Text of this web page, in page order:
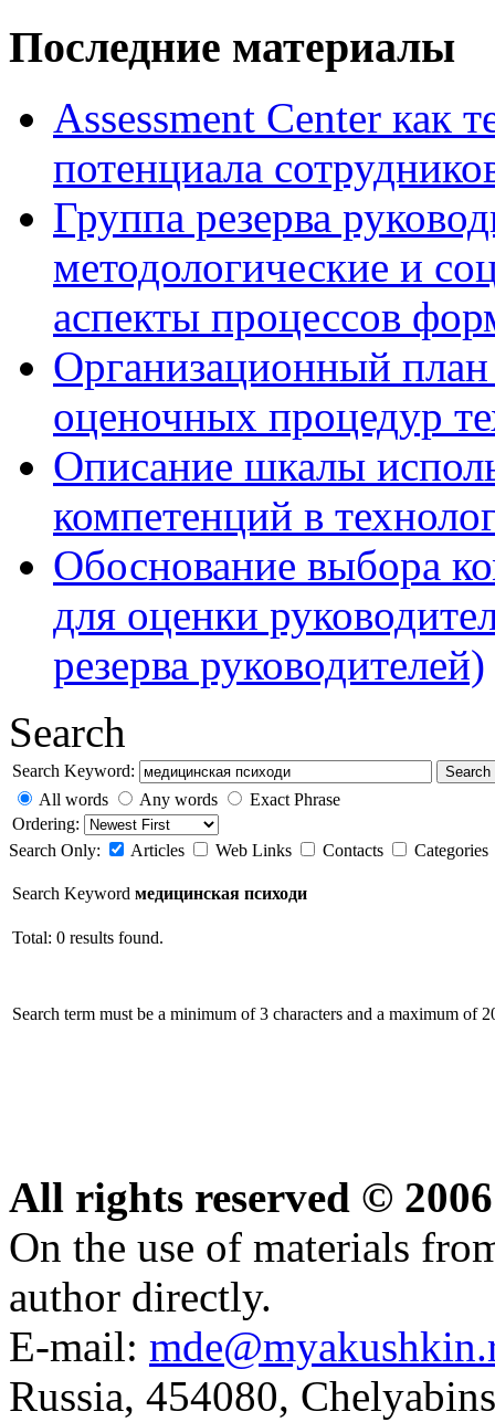
Последние материалы
Assessment Center как
потенциала
Группа резерва
методологические и
аспекты процессов
Организационный
оценочных процедур
Описание шкалы
компетенций в
Обоснование выбора
для оценки
резерва руководителей)
Search
Search Keyword: Search
All words Any words
Exact Phrase
Ordering:
Search Only:
Articles Web Links Contacts Categories
Search Keyword медицинская психоди
Total: 0 results found.
Search term must be a minimum of 3 characters and a maximum of
All rights reserved ©
On the use of materials
author directly.
E-mail:
Russia, 454080,